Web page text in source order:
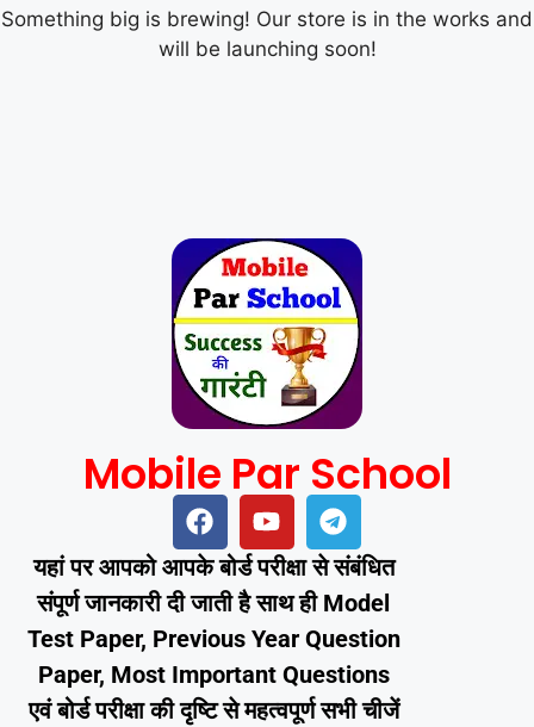
Something big is brewing! Our store is in the works and
will be launching soon!
Mobile Par School
यहां पर आपको आपके बोर्ड परीक्षा से संबंधित
संपूर्ण जानकारी दी जाती है साथ ही Model
Test Paper, Previous Year Question
Paper, Most Important Questions
एवं बोर्ड परीक्षा की दृष्टि से महत्वपूर्ण सभी चीजें